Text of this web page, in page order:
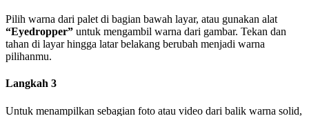
Pilih warna dari palet di bagian bawah layar, atau gunakan alat
“Eyedropper” untuk mengambil warna dari gambar. Tekan dan
tahan di layar hingga latar belakang berubah menjadi warna
pilihanmu.
Langkah 3
Untuk menampilkan sebagian foto atau video dari balik warna solid,